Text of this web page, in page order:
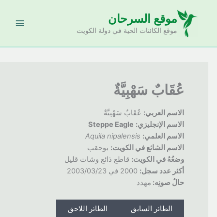
موقع السرحان
موقع الكائنات الحية في دولة الكويت
عُقَابٌ سَهْبِيَّةٌ
الاسم العربي:عُقَابٌ سَهْبِيَّةٌ
الاسم الإنجليزي: Steppe Eagle
الاسم العلمي: Aquila nipalensis
الاسم الشائع في الكويت:بوحقب
وضعُهُ في الكويت:قاطع ذائع وشات قليل
أكثر عدد سجل:2000 في 2003/03/23
حالُ صونِه: مهدد
الطائر السابق الطائر اللاحق